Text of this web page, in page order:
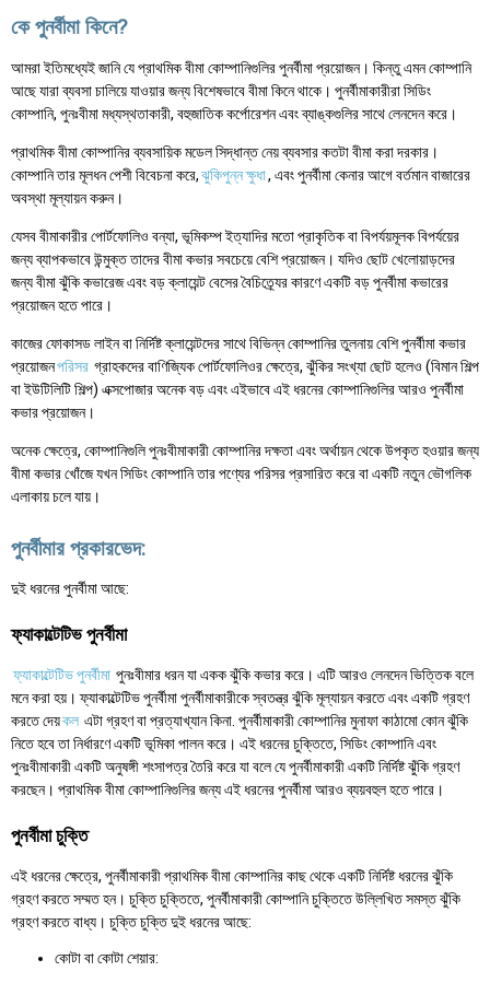
কে পুনর্বীমা কিনে?
আমরা ইতিমধ্যেই জানি যে প্রাথমিক বীমা কোম্পানিগুলির পুনর্বীমা প্রয়োজন। কিন্তু এমন কোম্পানি
আছে যারা ব্যবসা চালিয়ে যাওয়ার জন্য বিশেষভাবে বীমা কিনে থাকে। পুনর্বীমাকারীরা সিডিং
কোম্পানি, পুনঃবীমা মধ্যস্থতাকারী, বহুজাতিক কর্পোরেশন এবং ব্যাঙ্কগুলির সাথে লেনদেন করে।
প্রাথমিক বীমা কোম্পানির ব্যবসায়িক মডেল সিদ্ধান্ত নেয় ব্যবসার কতটা বীমা করা দরকার।
কোম্পানি তার মূলধন পেশী বিবেচনা করে,ঝুকিপুন্ন ক্ষুধা, এবং পুনর্বীমা কেনার আগে বর্তমান বাজারের
অবস্থা মূল্যায়ন করুন।
যেসব বীমাকারীর পোর্টফোলিও বন্যা, ভূমিকম্প ইত্যাদির মতো প্রাকৃতিক বা বিপর্যয়মূলক বিপর্যয়ের
জন্য ব্যাপকভাবে উন্মুক্ত তাদের বীমা কভার সবচেয়ে বেশি প্রয়োজন। যদিও ছোট খেলোয়াড়দের
জন্য বীমা ঝুঁকি কভারেজ এবং বড় ক্লায়েন্ট বেসের বৈচিত্র্যের কারণে একটি বড় পুনর্বীমা কভারের
প্রয়োজন হতে পারে।
কাজের ফোকাসড লাইন বা নির্দিষ্ট ক্লায়েন্টদের সাথে বিভিন্ন কোম্পানির তুলনায় বেশি পুনর্বীমা কভার
প্রয়োজনপরিসর গ্রাহকদের বাণিজ্যিক পোর্টফোলিওর ক্ষেত্রে, ঝুঁকির সংখ্যা ছোট হলেও (বিমান শিল্প
বা ইউটিলিটি শিল্প) এক্সপোজার অনেক বড় এবং এইভাবে এই ধরনের কোম্পানিগুলির আরও পুনর্বীমা
কভার প্রয়োজন।
অনেক ক্ষেত্রে, কোম্পানিগুলি পুনঃবীমাকারী কোম্পানির দক্ষতা এবং অর্থায়ন থেকে উপকৃত হওয়ার জন্য
বীমা কভার খোঁজে যখন সিডিং কোম্পানি তার পণ্যের পরিসর প্রসারিত করে বা একটি নতুন ভৌগলিক
এলাকায় চলে যায়।
পুনর্বীমার প্রকারভেদ:
দুই ধরনের পুনর্বীমা আছে:
ফ্যাকাল্টেটিভ পুনর্বীমা
ফ্যাকাল্টেটিভ পুনর্বীমা পুনঃবীমার ধরন যা একক ঝুঁকি কভার করে। এটি আরও লেনদেন ভিত্তিক বলে
মনে করা হয়। ফ্যাকাল্টেটিভ পুনর্বীমা পুনর্বীমাকারীকে স্বতন্ত্র ঝুঁকি মূল্যায়ন করতে এবং একটি গ্রহণ
করতে দেয়কল এটা গ্রহণ বা প্রত্যাখ্যান কিনা. পুনর্বীমাকারী কোম্পানির মুনাফা কাঠামো কোন ঝুঁকি
নিতে হবে তা নির্ধারণে একটি ভূমিকা পালন করে। এই ধরনের চুক্তিতে, সিডিং কোম্পানি এবং
পুনঃবীমাকারী একটি অনুষঙ্গী শংসাপত্র তৈরি করে যা বলে যে পুনর্বীমাকারী একটি নির্দিষ্ট ঝুঁকি গ্রহণ
করছেন। প্রাথমিক বীমা কোম্পানিগুলির জন্য এই ধরনের পুনর্বীমা আরও ব্যয়বহুল হতে পারে।
পুনর্বীমা চুক্তি
এই ধরনের ক্ষেত্রে, পুনর্বীমাকারী প্রাথমিক বীমা কোম্পানির কাছ থেকে একটি নির্দিষ্ট ধরনের ঝুঁকি
গ্রহণ করতে সম্মত হন। চুক্তি চুক্তিতে, পুনর্বীমাকারী কোম্পানি চুক্তিতে উল্লিখিত সমস্ত ঝুঁকি
গ্রহণ করতে বাধ্য। চুক্তি চুক্তি দুই ধরনের আছে:
কোটা বা কোটা শেয়ার: